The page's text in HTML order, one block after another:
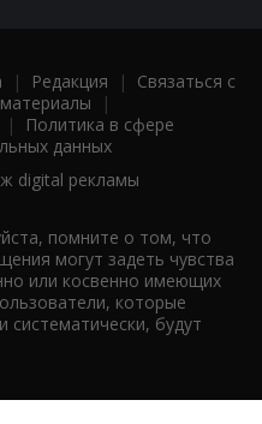
| Редакция | Связаться с
|
|
Политика в сфере
данных
digital рекламы
помните о том, что
могут задеть чувства
или косвенно имеющих
которые
систематически, будут